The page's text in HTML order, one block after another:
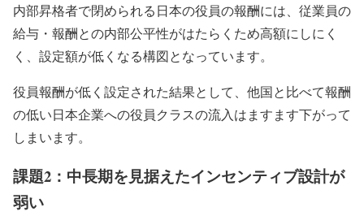
内部昇格者で閉められる日本の役員の報酬には、従業員の
給与・報酬との内部公平性がはたらくため高額にしにく
く、設定額が低くなる構図となっています。
役員報酬が低く設定された結果として、他国と比べて報酬
の低い日本企業への役員クラスの流入はますます下がって
しまいます。
課題2：中長期を見据えたインセンティブ設計が
弱い